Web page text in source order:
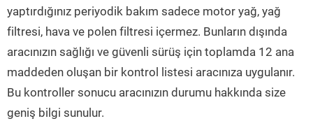
yaptırdığınız periyodik bakım sadece motor yağ, yağ
filtresi, hava ve polen filtresi içermez. Bunların dışında
aracınızın sağlığı ve güvenli sürüş için toplamda 12 ana
maddeden oluşan bir kontrol listesi aracınıza uygulanır.
Bu kontroller sonucu aracınızın durumu hakkında size
geniş bilgi sunulur.